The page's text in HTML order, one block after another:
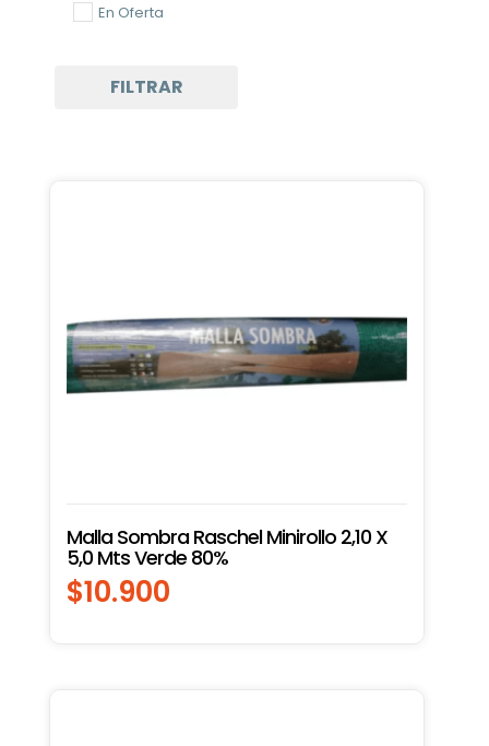
En Oferta
FILTRAR
Malla Sombra Raschel Minirollo 2,10 X
5,0 Mts Verde 80%
$10.900